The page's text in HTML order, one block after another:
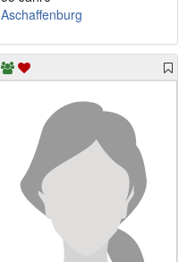
Aschaffenburg